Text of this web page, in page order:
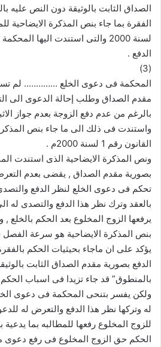
الصداق الثابت بالوثيقة دون النص عليه
لسنة 2000 والتى استندت اليها
الدفع .
(3)
المحكمة فى دعوى الخلع ………….. لم
مقدم الصداق وطلب إحالة الدعوى الى
بالرغم من عدم دفع الزوجة بعدم جواز
القانون رقم 1 لسنة 2000م .
ونص المذكرة الايضاحية الذى استندت
بصورية مقدم الصداق , يقضى بعدم
تحكم فى دعوى الخلع لنظر الدفع
بالعقد وترك نظر هذا الدفع والتصدى له
يرفعها الزوج المخلوع بعد الحكم
بنص المذكرة الايضاحية هو سرعة
يؤكد على ان ماجاء بحيثيات الحكم
الدفع بصورية مقدم الصداق الثابت
بالمنطوق” قد جاء تزيدا فى اسباب
ولكن يفسر بتنحى المحكمة فى دعوى
له وتركها نظر هذا الدفع والتعرض له
للزوج المخلوع رفعها للمطالبه بما
الحكم حق الزوج المخلوع فى رفع دعوى